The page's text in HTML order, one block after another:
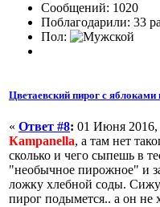
Сообщений: 1020
Поблагодарили: 33
Пол:
Цветаевский пирог с яблоками
« Ответ #8: 01 Июня 2016,
Кampanella, а там нет
сколько и чего сыпешь в
"необычное пирожное" и
ложку хлебной соды.
пирог подымется.. а он не